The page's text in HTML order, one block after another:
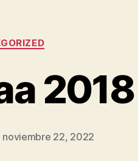
Categorías
noviembre 22, 2022